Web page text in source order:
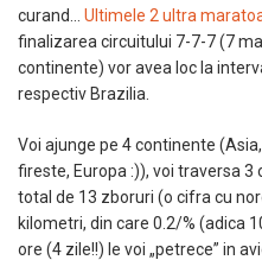
curand… Ultimele 2 ultra
finalizarea circuitului 7-7-7 (7
continente) vor avea loc la
respectiv Brazilia.
Voi ajunge pe 4 continente
fireste, Europa :)), voi traversa 3
total de 13 zboruri (o cifra cu
kilometri, din care 0.2/% (adica
ore (4 zile!!) le voi „petrece” in